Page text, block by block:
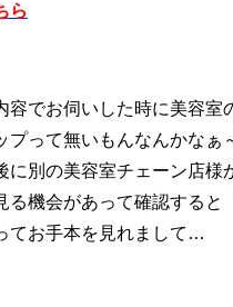
ら
容でお伺いした時に美容室
プって無いもんなんかなぁ
に別の美容室チェーン店様
る機会があって確認すると
てお手本を見れまして…